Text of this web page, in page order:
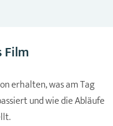
Film
erhalten, was am Tag
und wie die Abläufe